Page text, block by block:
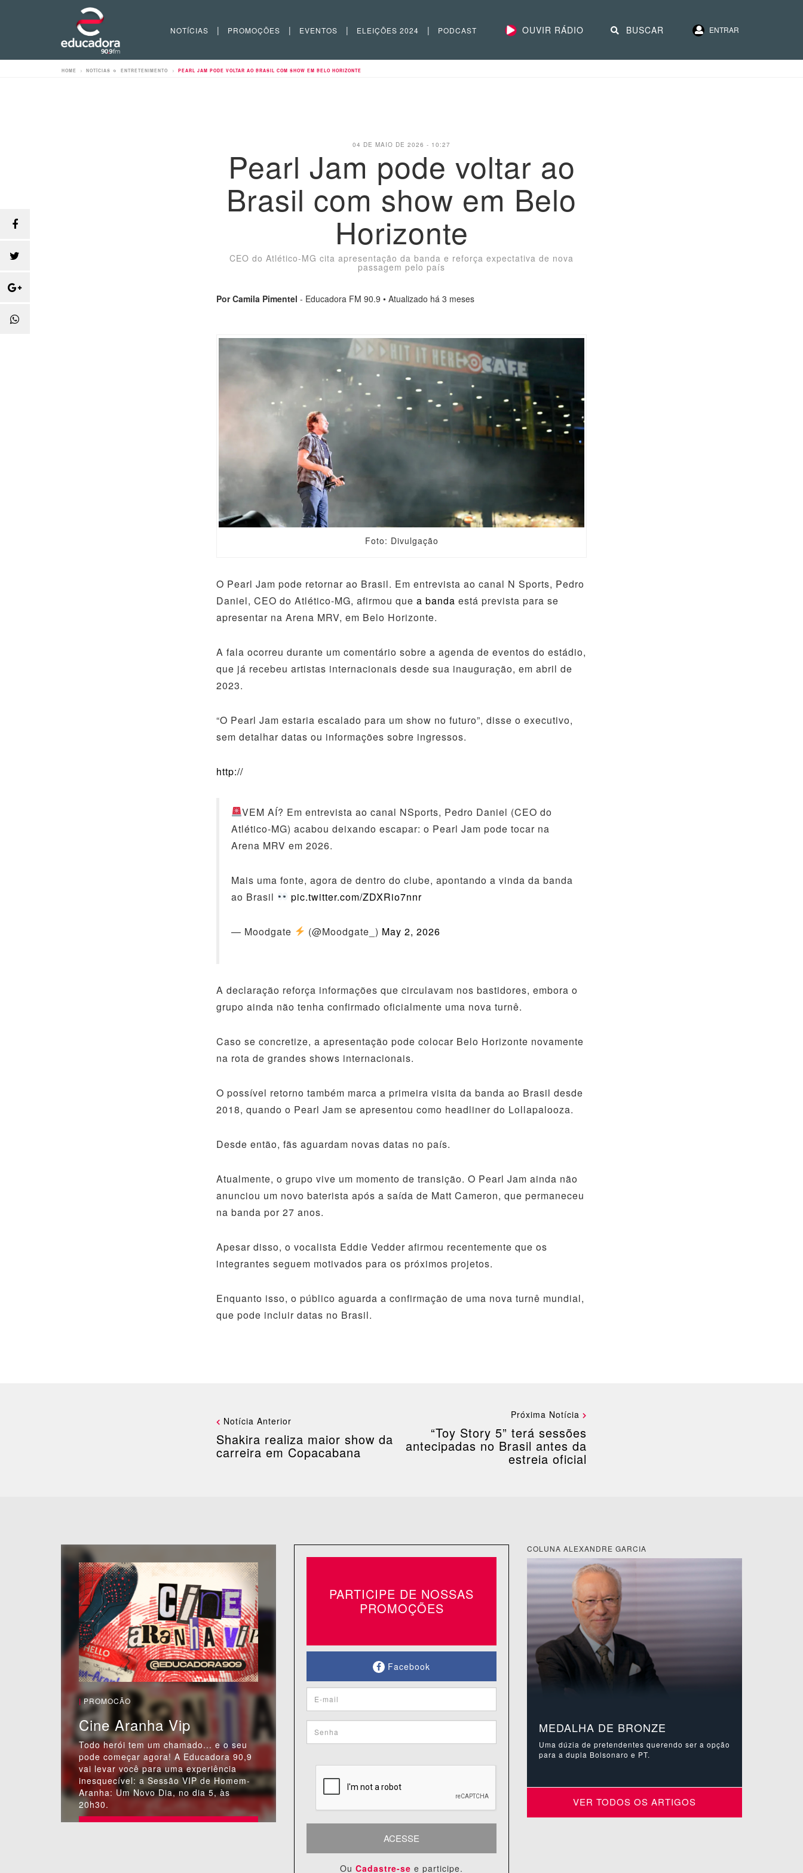
NOTÍCIAS | PROMOÇÕES | EVENTOS | ELEIÇÕES 2024 | PODCAST OUVIR RÁDIO BUSCAR ENTRAR
HOME > NOTÍCIAS > ENTRETENIMENTO > PEARL JAM PODE VOLTAR AO BRASIL COM SHOW EM BELO HORIZONTE
04 DE MAIO DE 2026 - 10:27
Pearl Jam pode voltar ao
Brasil com show em Belo
Horizonte
CEO do Atlético-MG cita apresentação da banda e reforça expectativa de nova
passagem pelo país
Por Camila Pimentel - Educadora FM 90.9 • Atualizado há 3 meses
Foto: Divulgação
O Pearl Jam pode retornar ao Brasil. Em entrevista ao canal N Sports, Pedro
Daniel, CEO do Atlético-MG, afirmou que a banda está prevista para se
apresentar na Arena MRV, em Belo Horizonte.
A fala ocorreu durante um comentário sobre a agenda de eventos do estádio,
que já recebeu artistas internacionais desde sua inauguração, em abril de
2023.
“O Pearl Jam estaria escalado para um show no futuro”, disse o executivo,
sem detalhar datas ou informações sobre ingressos.
http://
VEM AÍ? Em entrevista ao canal NSports, Pedro Daniel (CEO do
Atlético-MG) acabou deixando escapar: o Pearl Jam pode tocar na
Arena MRV em 2026.
Mais uma fonte, agora de dentro do clube, apontando a vinda da banda
ao Brasil
pic.twitter.com/ZDXRio7nnr
— Moodgate (@Moodgate_) May 2, 2026
A declaração reforça informações que circulavam nos bastidores, embora o
grupo ainda não tenha confirmado oficialmente uma nova turnê.
Caso se concretize, a apresentação pode colocar Belo Horizonte novamente
na rota de grandes shows internacionais.
O possível retorno também marca a primeira visita da banda ao Brasil desde
2018, quando o Pearl Jam se apresentou como headliner do Lollapalooza.
Desde então, fãs aguardam novas datas no país.
Atualmente, o grupo vive um momento de transição. O Pearl Jam ainda não
anunciou um novo baterista após a saída de Matt Cameron, que permaneceu
na banda por 27 anos.
Apesar disso, o vocalista Eddie Vedder afirmou recentemente que os
integrantes seguem motivados para os próximos projetos.
Enquanto isso, o público aguarda a confirmação de uma nova turnê mundial,
que pode incluir datas no Brasil.
Notícia Anterior
Shakira realiza maior show da
carreira em Copacabana
Próxima Notícia
“Toy Story 5” terá sessões
antecipadas no Brasil antes da
estreia oficial
|PROMOCÃO
Cine Aranha Vip
Todo herói tem um chamado... e o seu
pode começar agora! A Educadora 90,9
vai levar você para uma experiência
inesquecível: a Sessão VIP de Homem-
Aranha: Um Novo Dia, no dia 5, às
20h30.
PARTICIPE DE NOSSAS
PROMOÇÕES
Facebook
ACESSE
Ou Cadastre-se e participe.
COLUNA ALEXANDRE GARCIA
MEDALHA DE BRONZE
Uma dúzia de pretendentes querendo ser a opção
para a dupla Bolsonaro e PT.
VER TODOS OS ARTIGOS